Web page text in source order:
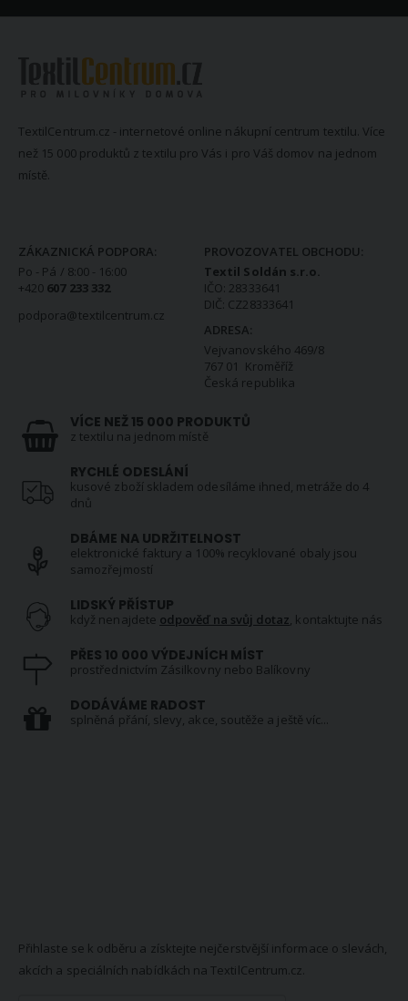
TextilCentrum.cz - internetové online nákupní centrum textilu. Více
než 15 000 produktů z textilu pro Vás i pro Váš domov na jednom
místě.
ZÁKAZNICKÁ PODPORA:
Po - Pá / 8:00 - 16:00
+420 607 233 332
podpora@textilcentrum.cz
PROVOZOVATEL OBCHODU:
Textil Soldán s.r.o.
IČO: 28333641
DIČ: CZ28333641
ADRESA:
Vejvanovského 469/8
767 01 Kroměříž
Česká republika
VÍCE NEŽ 15 000 PRODUKTŮ
z textilu na jednom místě
RYCHLÉ ODESLÁNÍ
kusové zboží skladem odesíláme ihned, metráže do 4
dnů
DBÁME NA UDRŽITELNOST
elektronické faktury a 100% recyklované obaly jsou
samozřejmostí
LIDSKÝ PŘÍSTUP
když nenajdete odpověď na svůj dotaz, kontaktujte nás
PŘES 10 000 VÝDEJNÍCH MÍST
prostřednictvím Zásilkovny nebo Balíkovny
DODÁVÁME RADOST
splněná přání, slevy, akce, soutěže a ještě víc...
Přihlaste se k odběru a získtejte nejčerstvější informace o slevách,
akcích a speciálních nabídkách na TextilCentrum.cz.